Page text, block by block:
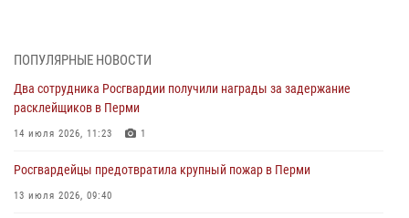
юных спортсменов
03 августа 2026, 10:59
30 июля 2026, 05:19
ПОПУЛЯРНЫЕ НОВОСТИ
Два сотрудника Росгвардии получили награды за задержание
расклейщиков в Перми
14 июля 2026, 11:23 1
Росгвардейцы предотвратила крупный пожар в Перми
13 июля 2026, 09:40